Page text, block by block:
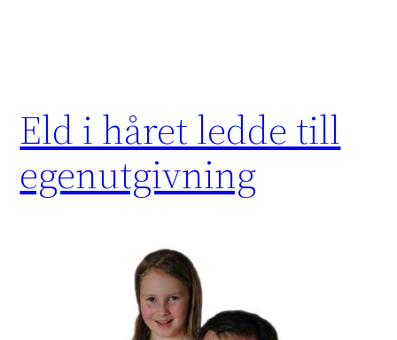
Eld i håret ledde till
egenutgivning